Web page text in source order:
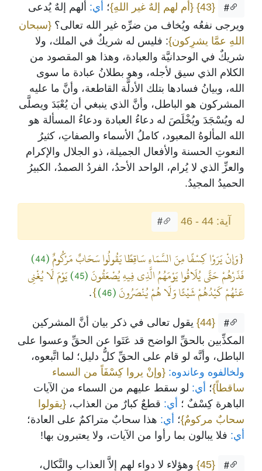
#
{43} {أم لهم إلهٌ غير اللهِ}؛ أي: ألهم إلهٌ يُدعى
ويرجى نفعُه ويُخاف من ضرِّه غير الله تعالى؟ {سبحان
اللهِ عمَّا يشرِكون}: فليس له شريكٌ في الملك، ولا
شريكٌ في الوحدانيَّة والعبادة، وهذا هو المقصود من
الكلام الذي سيق لأجله، وهو بطلانُ عبادة ما سوى
الله، وبيانُ فسادها بتلك الأدلَّة القاطعة، وأنَّ ما عليه
المشركون هو الباطل، وأنَّ الذي ينبغي أن يُعْبَدَ ويصلَّى
له ويُسْجَدَ ويُخْلَصَ له دعاءُ العبادة ودعاءُ المسألة هو
الله المألوهُ المعبود، كاملُ الأسماء والصفاتِ، كثيرُ
النعوتِ الحسنة والأفعال الجميلة، ذو الجلال والإكرام
والعزِّ الذي لا يُرام، الواحد الأحدُ، الفردُ الصمدُ، الكبيرُ
الحميدُ المجيدُ.
آية: 44 - 46 #
{وَإِنْ يَرَوْا كِسْفًا مِنَ السَّمَاءِ سَاقِطًا يَقُولُوا سَحَابٌ مَرْكُومٌ(44)
فَذَرْهُمْ حَتَّى يُلَاقُوا يَوْمَهُمُ الَّذِي فِيهِ يُصْعَقُونَ(45)
يَوْمَ لَا يُغْنِي
عَنْهُمْ كَيْدُهُمْ شَيْئًا وَلَا هُمْ يُنْصَرُونَ(46)
}
.
#
{44}
يقول تعالى في ذكر بيان أنَّ المشركين
المكذِّبين بالحقِّ الواضح قد عَتَوا عن الحقِّ وعسوا على
الباطل، وأنَّه لو قام على الحقِّ كلُّ دليل؛ لما اتَّبعوه،
ولخالفوه وعاندوه: {وإنْ يروا كِسْفَاً من السماء
ساقطاً}؛ أي: لو سقط عليهم من السماء من الآيات
الباهرة كِسْفٌ ؛ أي: قطعٌ كبارٌ من العذاب، {يقولوا
سحابٌ مركومٌ}؛ أي: هذا سحابٌ متراكمٌ على العادة؛
أي: فلا يبالون بما رأوا من الآيات، ولا يعتبرون بها!
#
{45}
وهؤلاء لا دواء لهم إلاَّ العذاب والنَّكال،